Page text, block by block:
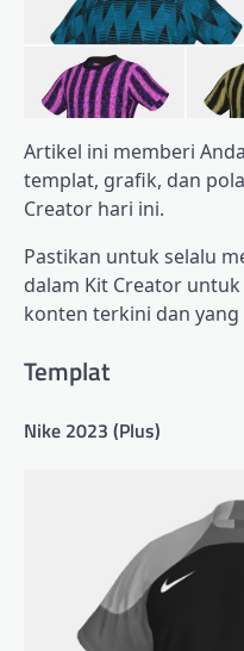
Artikel ini memberi
templat, grafik, dan
Creator hari ini.
Pastikan untuk selalu
dalam Kit Creator
konten terkini dan yang
Templat
Nike 2023 (Plus)